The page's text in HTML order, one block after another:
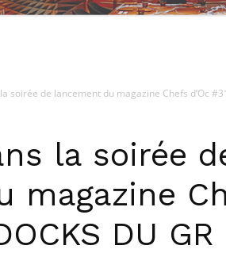
soirée de lancement du magazine Chefs d’Oc
la soirée
magazine
DU GR